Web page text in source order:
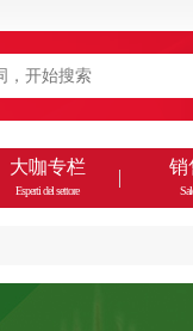
大咖专栏
Esperti del settore
销